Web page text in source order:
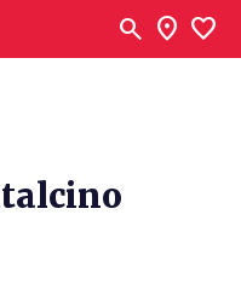
search location_on favorite